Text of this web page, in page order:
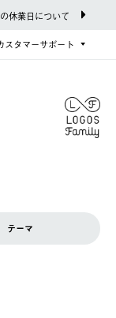
休業日について
スタマーサポート
テーマ